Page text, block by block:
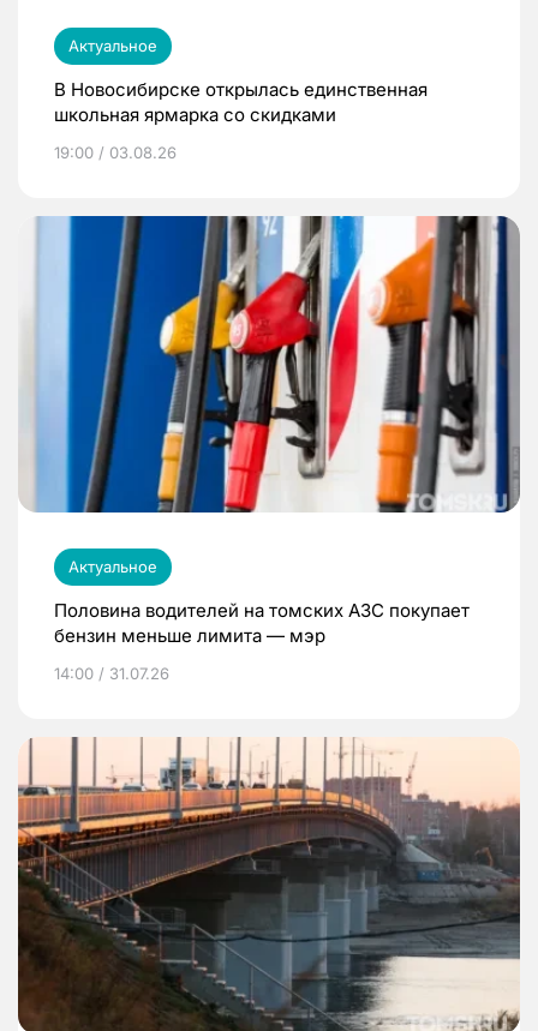
Актуальное
В Новосибирске открылась единственная
школьная ярмарка со скидками
19:00 / 03.08.26
Актуальное
Половина водителей на томских АЗС покупает
бензин меньше лимита — мэр
14:00 / 31.07.26